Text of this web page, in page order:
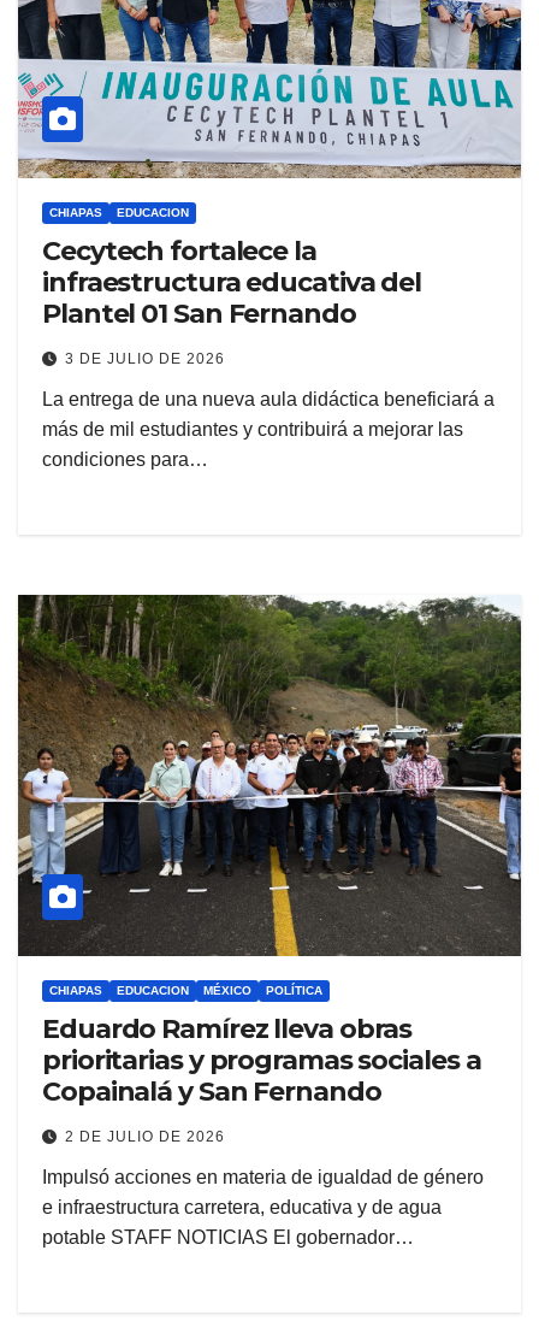
CHIAPAS EDUCACION
Cecytech fortalece la
infraestructura educativa del
Plantel 01 San Fernando
3 DE JULIO DE 2026
La entrega de una nueva aula didáctica beneficiará a
más de mil estudiantes y contribuirá a mejorar las
condiciones para…
CHIAPAS EDUCACION MÉXICO POLÍTICA
Eduardo Ramírez lleva obras
prioritarias y programas sociales a
Copainalá y San Fernando
2 DE JULIO DE 2026
Impulsó acciones en materia de igualdad de género
e infraestructura carretera, educativa y de agua
potable STAFF NOTICIAS El gobernador…